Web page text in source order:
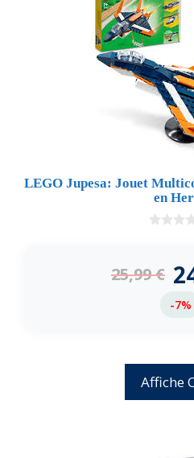
LEGO Jupesa: Jouet
en
5
25,99€
-7%
Affiche